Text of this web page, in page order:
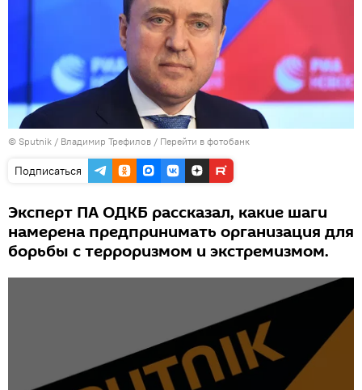
© Sputnik / Владимир Трефилов / Перейти в фотобанк
Подписаться
Эксперт ПА ОДКБ рассказал, какие шаги
намерена предпринимать организация для
борьбы с терроризмом и экстремизмом.